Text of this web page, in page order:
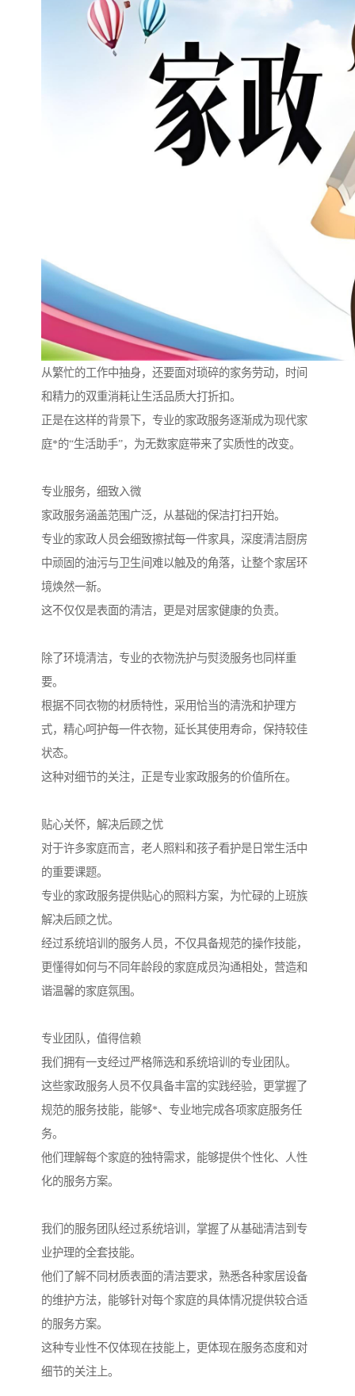
从繁忙的工作中抽身，还要面对琐碎的家务劳动，时间
和精力的双重消耗让生活品质大打折扣。
正是在这样的背景下，专业的家政服务逐渐成为现代家
庭*的“生活助手”，为无数家庭带来了实质性的改变。
专业服务，细致入微
家政服务涵盖范围广泛，从基础的保洁打扫开始。
专业的家政人员会细致擦拭每一件家具，深度清洁厨房
中顽固的油污与卫生间难以触及的角落，让整个家居环
境焕然一新。
这不仅仅是表面的清洁，更是对居家健康的负责。
除了环境清洁，专业的衣物洗护与熨烫服务也同样重
要。
根据不同衣物的材质特性，采用恰当的清洗和护理方
式，精心呵护每一件衣物，延长其使用寿命，保持较佳
状态。
这种对细节的关注，正是专业家政服务的价值所在。
贴心关怀，解决后顾之忧
对于许多家庭而言，老人照料和孩子看护是日常生活中
的重要课题。
专业的家政服务提供贴心的照料方案，为忙碌的上班族
解决后顾之忧。
经过系统培训的服务人员，不仅具备规范的操作技能，
更懂得如何与不同年龄段的家庭成员沟通相处，营造和
谐温馨的家庭氛围。
专业团队，值得信赖
我们拥有一支经过严格筛选和系统培训的专业团队。
这些家政服务人员不仅具备丰富的实践经验，更掌握了
规范的服务技能，能够*、专业地完成各项家庭服务任
务。
他们理解每个家庭的独特需求，能够提供个性化、人性
化的服务方案。
我们的服务团队经过系统培训，掌握了从基础清洁到专
业护理的全套技能。
他们了解不同材质表面的清洁要求，熟悉各种家居设备
的维护方法，能够针对每个家庭的具体情况提供较合适
的服务方案。
这种专业性不仅体现在技能上，更体现在服务态度和对
细节的关注上。